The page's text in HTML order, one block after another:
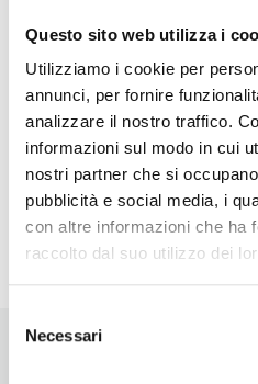
Questo sito web utilizza i
Utilizziamo i cookie per
annunci, per fornire
analizzare il nostro traffico.
informazioni sul modo in cui
nostri partner che si
pubblicità e social media, i
con altre informazioni che ha
raccolto dal suo utilizzo dei
delNecessari
10:00 - 23:45
Night at Bagni di Pisa
- 15/08/2026 - 29/08/
Free and guided tours
Monteverdi Marittimo-
giorno
Christmas in Casciana
29/11/2026 - Tutto il